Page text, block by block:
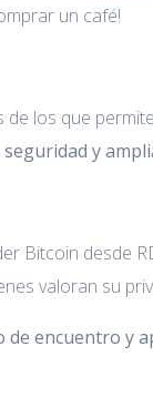
un café!
de los que
y
Bitcoin desde
valoran su
de encuentro y